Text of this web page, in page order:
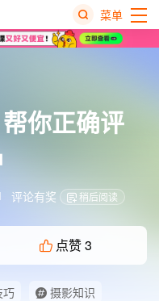
菜单
你正确评
评论有奖 稍后阅读
点赞3
巧
摄影知识